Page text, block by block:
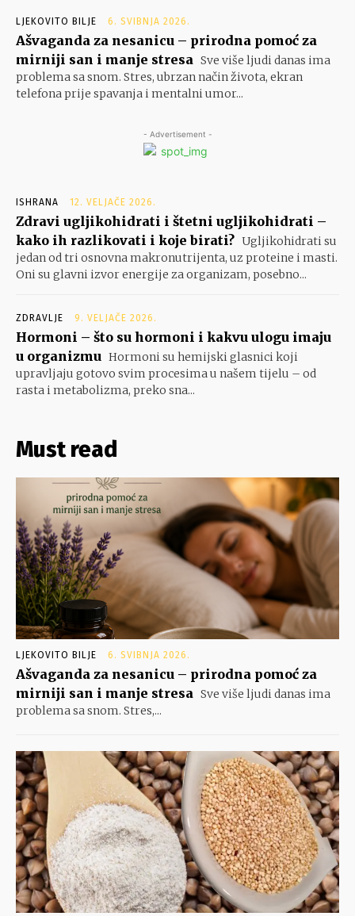
LJEKOVITO BILJE 6. SVIBNJA 2026.
Ašvaganda za nesanicu – prirodna pomoć za
mirniji san i manje stresa Sve više ljudi danas ima
problema sa snom. Stres, ubrzan način života, ekran
telefona prije spavanja i mentalni umor...
- Advertisement -
ISHRANA 12. VELJAČE 2026.
Zdravi ugljikohidrati i štetni ugljikohidrati –
kako ih razlikovati i koje birati? Ugljikohidrati su
jedan od tri osnovna makronutrijenta, uz proteine i masti.
Oni su glavni izvor energije za organizam, posebno...
ZDRAVLJE 9. VELJAČE 2026.
Hormoni – što su hormoni i kakvu ulogu imaju
u organizmu Hormoni su hemijski glasnici koji
upravljaju gotovo svim procesima u našem tijelu – od
rasta i metabolizma, preko sna...
Must read
LJEKOVITO BILJE 6. SVIBNJA 2026.
Ašvaganda za nesanicu – prirodna pomoć za
mirniji san i manje stresa Sve više ljudi danas ima
problema sa snom. Stres,...